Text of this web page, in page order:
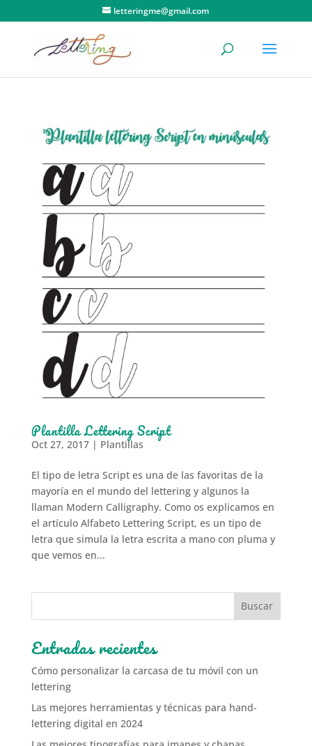
letteringme@gmail.com
Plantilla Lettering Script
Oct 27, 2017| Plantillas
El tipo de letra Script es una de las favoritas de la
mayoría en el mundo del lettering y algunos la
llaman Modern Calligraphy. Como os explicamos en
el artículo Alfabeto Lettering Script, es un tipo de
letra que simula la letra escrita a mano con pluma y
que vemos en...
Entradas recientes
Cómo personalizar la carcasa de tu móvil con un
lettering
Las mejores herramientas y técnicas para hand-
lettering digital en 2024